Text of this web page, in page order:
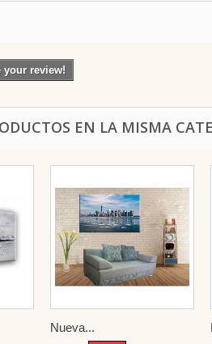
your review!
EN LA MISMA
Nueva...